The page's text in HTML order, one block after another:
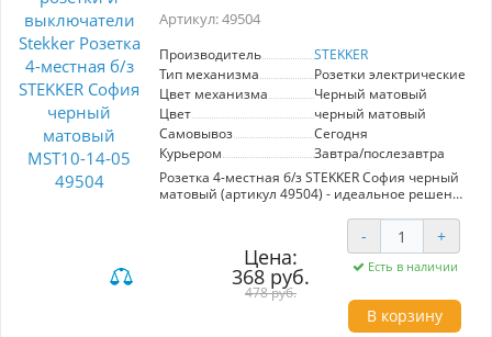
Артикул: 49504
Производитель
STEKKER
Тип механизма
Розетки электрические
Цвет механизма
Черный матовый
Цвет
черный матовый
Самовывоз
Сегодня
Курьером
Завтра/послезавтра
Розетка 4-местная б/з STEKKER София черный
матовый (артикул 49504) - идеальное решение
14-05 обеспечивает надежное и безопасное
подключение электрических приборов.
Элегантный черный матовый цвет
гармонично вписывается в любые стили, а
высококачественные материалы гарантируют
долгий срок службы. Отличный выбор для
пользователей, ценящих стиль и
Цена:
368 руб.
478 руб.
- +
Есть в наличии
В корзину